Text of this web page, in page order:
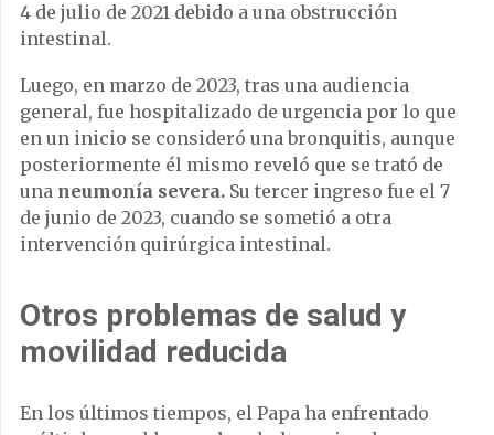
4 de julio de 2021 debido a una obstrucción
intestinal.
Luego, en marzo de 2023, tras una audiencia
general, fue hospitalizado de urgencia por lo que
en un inicio se consideró una bronquitis, aunque
posteriormente él mismo reveló que se trató de
una neumonía severa. Su tercer ingreso fue el 7
de junio de 2023, cuando se sometió a otra
intervención quirúrgica intestinal.
Otros problemas de salud y
movilidad reducida
En los últimos tiempos, el Papa ha enfrentado